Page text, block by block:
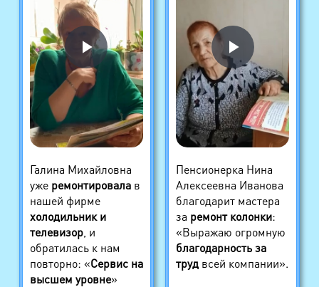
Галина Михайловна
уже ремонтировалав
нашей фирме
холодильник и
телевизор, и
обратилась к нам
повторно: «Сервис на
высшем уровне»
Пенсионерка Нина
Алексеевна Иванова
благодарит мастера
за ремонт колонки:
«Выражаю огромную
благодарность за
трудвсей компании».